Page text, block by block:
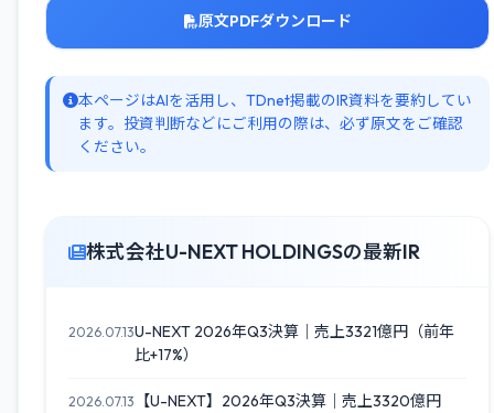
原文PDFダウンロード
本ページはAIを活用し、TDnet掲載のIR資料を要約してい
ます。投資判断などにご利用の際は、必ず原文をご確認
ください。
株式会社U-NEXT HOLDINGSの最新IR
2026.07.13U-NEXT 2026年Q3決算｜売上3321億円（前年
比+17%）
2026.07.13
【U-NEXT】2026年Q3決算｜売上3320億円